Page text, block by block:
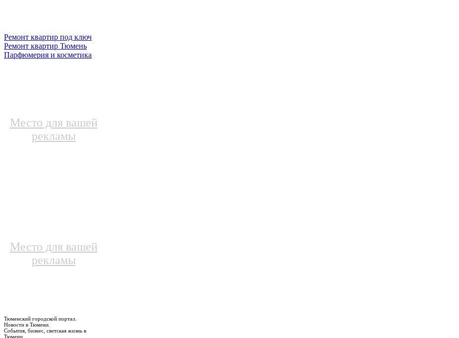
Ремонт квартир под ключ
Ремонт квартир Тюмень
Парфюмерия и косметика
Место для вашей
рекламы
Место для вашей
рекламы
Тюменский городской портал.
Новости в Тюмени.
События, бизнес, светская жизнь в
Тюмени.